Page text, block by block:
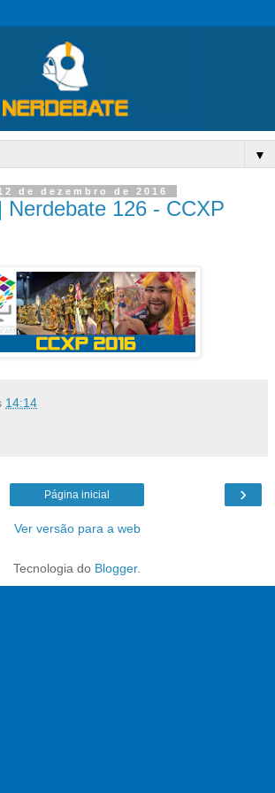
▼
de dezembro de 2016
Nerdebate 126 - CCXP
14:14
›
Página inicial
Ver versão para a web
Tecnologia do Blogger.